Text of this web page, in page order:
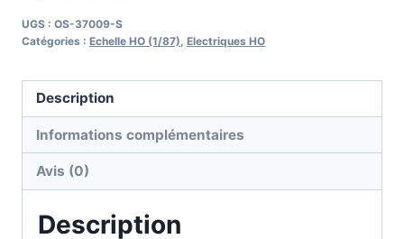
UGS : OS-37009-S
Catégories : Echelle HO (1/87) Electriques HO
Description
Informations complémentaires
Avis (0)
Description